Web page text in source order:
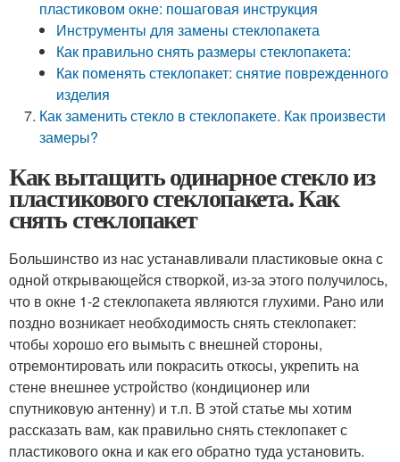
пластиковом окне: пошаговая инструкция
Инструменты для замены стеклопакета
Как правильно снять размеры стеклопакета:
Как поменять стеклопакет: снятие поврежденного
изделия
Как заменить стекло в стеклопакете. Как произвести
замеры?
Как вытащить одинарное стекло из
пластикового стеклопакета. Как
снять стеклопакет
Большинство из нас устанавливали пластиковые окна с
одной открывающейся створкой, из-за этого получилось,
что в окне 1-2 стеклопакета являются глухими. Рано или
поздно возникает необходимость снять стеклопакет:
чтобы хорошо его вымыть с внешней стороны,
отремонтировать или покрасить откосы, укрепить на
стене внешнее устройство (кондиционер или
спутниковую антенну) и т.п. В этой статье мы хотим
рассказать вам, как правильно снять стеклопакет с
пластикового окна и как его обратно туда установить.